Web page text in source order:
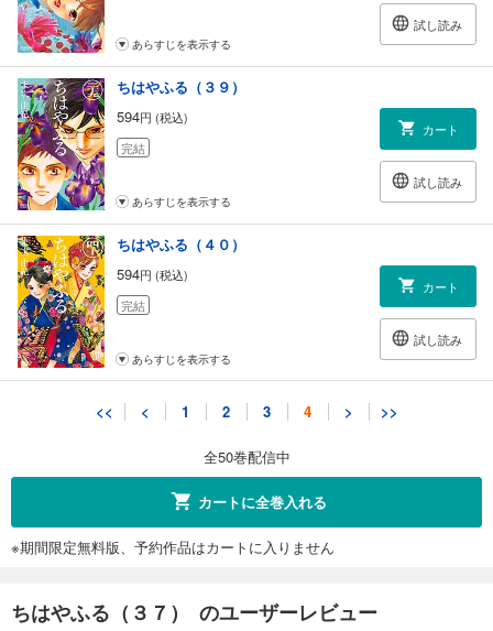
試し読み
あらすじを表示する
ちはやふる（３９）
594円 (税込)
完結
カート
試し読み
あらすじを表示する
ちはやふる（４０）
594円 (税込)
完結
カート
試し読み
あらすじを表示する
ちはやふる（４１）
あらすじを表示する
ちはやふる（４２）
完結
<< < 1 2 3 4 > >>
全50巻配信中
カートに全巻入れる
※期間限定無料版、予約作品はカートに入りません
ちはやふる（３７） のユーザーレビュー